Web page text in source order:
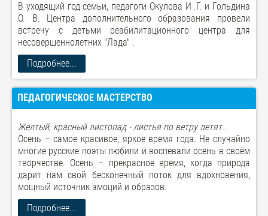
В уходящий год семьи, педагоги Окулова И .Г. и Гольдина
О. В. Центра дополнительного образования провели
встречу с детьми реабилитационного центра для
несовершеннолетних "Лада" .
Подробнее...
ПЕДАГОГИЧЕСКОЕ МАСТЕРСТВО
Желтый, красный листопад - листья по ветру летят..
Осень – самое красивое, яркое время года. Не случайно
многие русские поэты любили и воспевали осень в своём
творчестве. Осень – прекрасное время, когда природа
дарит нам свой бесконечный поток для вдохновения,
мощный источник эмоций и образов.
Подробнее...